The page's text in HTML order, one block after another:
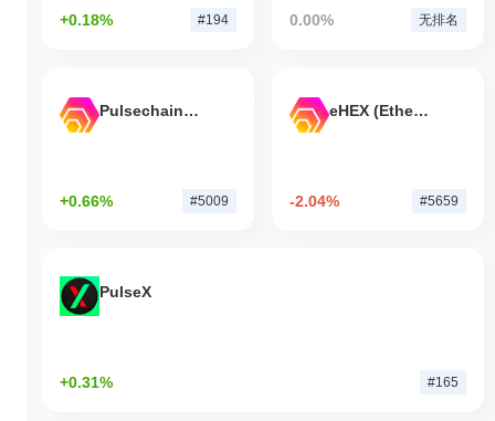
+0.18% #194 0.00% 无排名
Pulsechain Bridged HEX (Pulsechain)
+0.66% #5009
eHEX (Ethereum)
-2.04% #5659
PulseX
+0.31% #165